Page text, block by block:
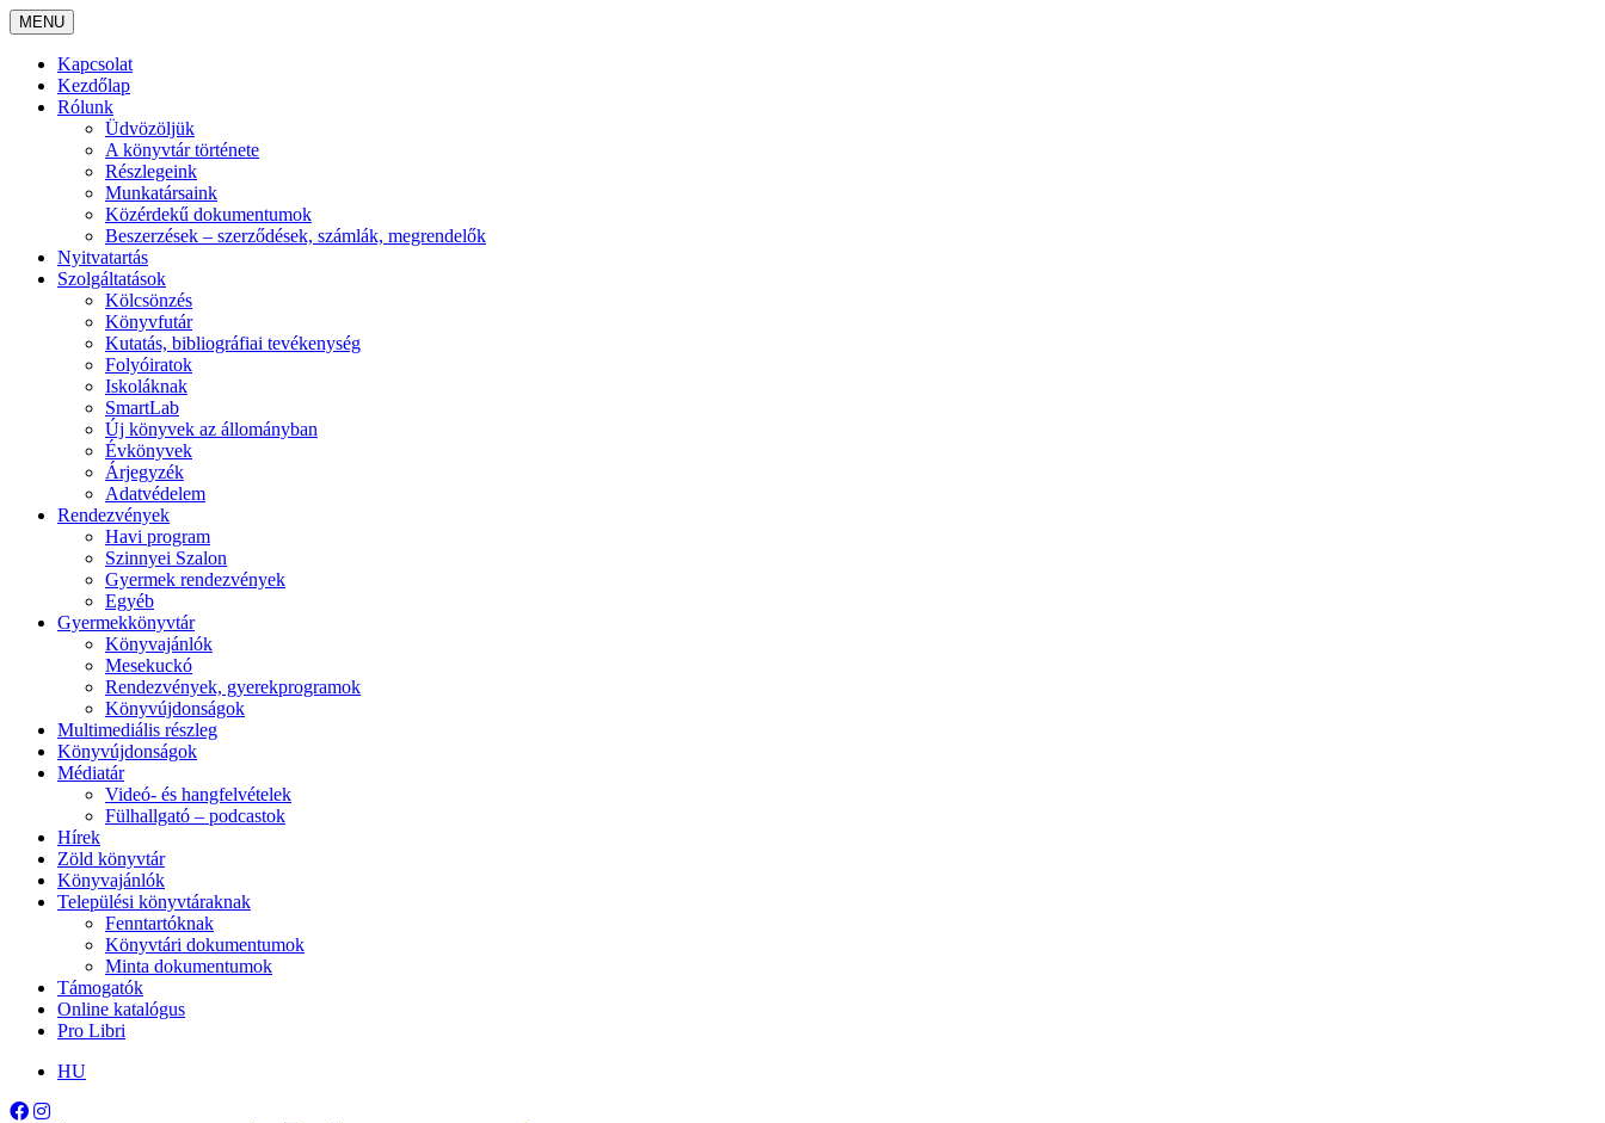
MENU
Kapcsolat
Kezdőlap
Rólunk
Üdvözöljük
A könyvtár története
Részlegeink
Munkatársaink
Közérdekű dokumentumok
Beszerzések – szerződések, számlák, megrendelők
Nyitvatartás
Szolgáltatások
Kölcsönzés
Könyvfutár
Kutatás, bibliográfiai tevékenység
Folyóiratok
Iskoláknak
SmartLab
Új könyvek az állományban
Évkönyvek
Árjegyzék
Adatvédelem
Rendezvények
Havi program
Szinnyei Szalon
Gyermek rendezvények
Egyéb
Gyermekkönyvtár
Könyvajánlók
Mesekuckó
Rendezvények, gyerekprogramok
Könyvújdonságok
Multimediális részleg
Könyvújdonságok
Médiatár
Videó- és hangfelvételek
Fülhallgató – podcastok
Hírek
Zöld könyvtár
Könyvajánlók
Települési könyvtáraknak
Fenntartóknak
Könyvtári dokumentumok
Minta dokumentumok
Támogatók
Online katalógus
Pro Libri
HU